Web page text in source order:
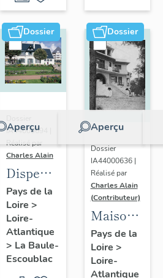
Dossier
Aperçu
IA44000694 |
Réalisé par
Charles Alain
Dispensaire
dit
Fondation
la
Pérousse
puis
Pays de la
Loire >
Loire-
Atlantique
> La Baule-
Escoublac
Dossier
Aperçu
Dossier
IA44000636 |
Réalisé par
Charles Alain
(Contributeur)
Maison
dite villa
balnéaire
Cybèle, 1
Pays de la
Loire >
Loire-
Atlantique